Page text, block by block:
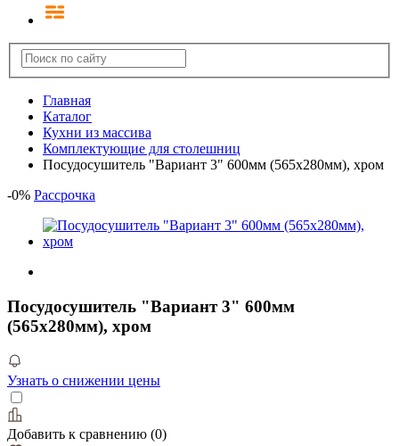
Главная
Каталог
Кухни из массива
Комплектующие для столешниц
Посудосушитель "Вариант 3" 600мм (565х280мм), хром
-0% Рассрочка
Посудосушитель "Вариант 3" 600мм
(565х280мм), хром
Узнать о снижении цены
Добавить к сравнению (0)